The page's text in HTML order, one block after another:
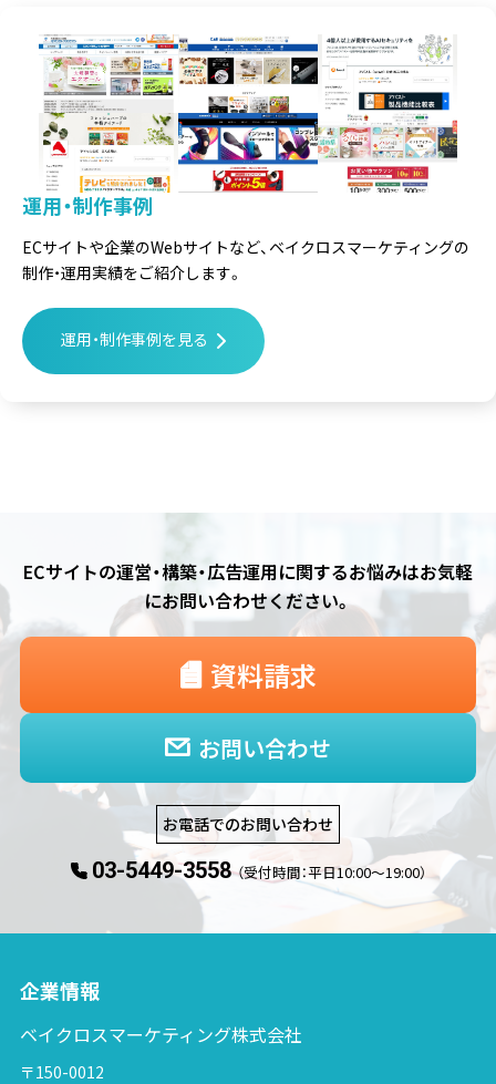
運用・制作事例
ECサイトや企業のWebサイトなど、 ベイクロスマーケティングの
制作・運用実績をご紹介します。
運用・制作事例を見る
ECサイトの運営・構築・広告運用に関するお悩みはお気軽
にお問い合わせください。
お問い合わせ
資料請求
お電話でのお問い合わせ
03-5449-3558 （受付時間：平日10:00〜19:00）
企業情報
ベイクロスマーケティング株式会社
〒150-0012